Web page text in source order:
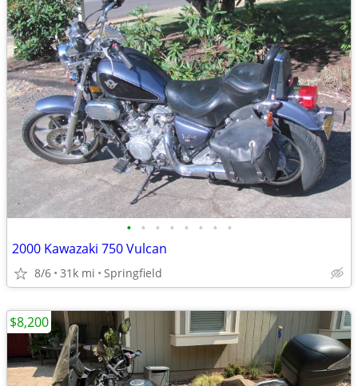
• • • • • • • •
2000 Kawazaki 750 Vulcan
8/6 31k mi Springfield
$8,200